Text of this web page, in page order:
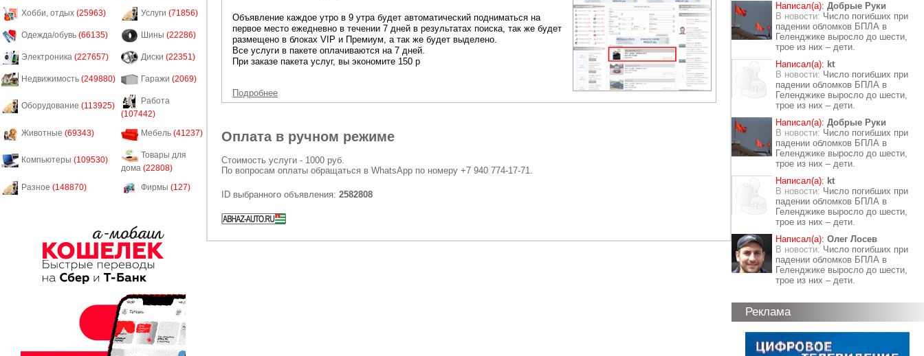
Хобби, отдых (25963) Услуги (71856)
Одежда/обувь (66135) Шины (22286)
Электроника (227657) Диски (22351)
Недвижимость (249880) Гаражи (2069)
Оборудование (113925)
Работа
(107442)
Животные (69343) Мебель (41237)
Компьютеры (109530)
Товары для
дома (22808)
Разное (148870) Фирмы (127)
Объявление каждое утро в 9 утра будет автоматический подниматься на
первое место ежедневно в течении 7 дней в результатах поиска, так же будет
размещено в блоках VIP и Премиум, а так же будет выделено.
Все услуги в пакете оплачиваются на 7 дней.
При заказе пакета услуг, вы экономите 150 р
Подробнее
Оплата в ручном режиме
Стоимость услуги - 1000 руб.
По вопросам оплаты обращаться в WhatsApp по номеру +7 940 774-17-71.
ID выбранного объявления: 2582808
Написал(а): Добрые Руки
В новости: Число погибших при
падении обломков БПЛА в
Геленджике выросло до шести,
трое из них – дети.
Написал(а): kt
В новости: Число погибших при
падении обломков БПЛА в
Геленджике выросло до шести,
трое из них – дети.
Написал(а): Добрые Руки
В новости: Число погибших при
падении обломков БПЛА в
Геленджике выросло до шести,
трое из них – дети.
Написал(а): kt
В новости: Число погибших при
падении обломков БПЛА в
Геленджике выросло до шести,
трое из них – дети.
Написал(а): Олег Лосев
В новости: Число погибших при
падении обломков БПЛА в
Геленджике выросло до шести,
трое из них – дети.
Реклама